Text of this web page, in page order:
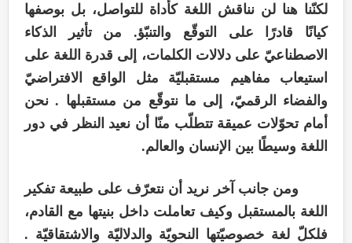
لكنّنا هنا لن نناقش اللغة كأداة للتواصل، بل بوصفها
كيانًا قادرًا على التوقّع والتنبّؤ. من تأثير الذكاء
الاصطناعيّ على دلالات الكلمات، إلى قدرة اللغة على
استيعاب مفاهيم مستقبليّة مثل الواقع الافتراضيّ
والفضاء الرقميّ، إلى ما نتوقّع من مستقبلها . نحن
أمام تحوّلات عميقة تتطلّب منّا أن نعيد النظر في دور
اللغة وسيطًا بين الإنسان والعالم.
ومن جانب آخر نريد أن نتعرّف على طبيعة تفكير
اللغة بالمستقبل وكيف تعاملت داخل بنيتها مع القادم،
فلكلّ لغة خصوصيّتها النحويّة والدلاليّة والاشتقاقيّة .